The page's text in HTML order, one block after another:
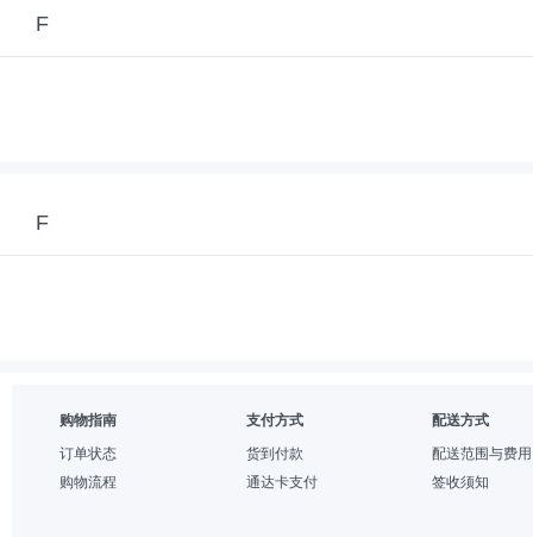
F
F
购物指南
订单状态
购物流程
支付方式
货到付款
通达卡支付
配送方式
配送范围与费用
签收须知